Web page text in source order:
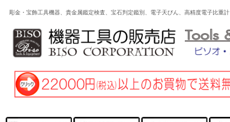
彫金・宝飾工具機器、貴金属鑑定検査、宝石判定鑑別、電子天びん、高精度電子比